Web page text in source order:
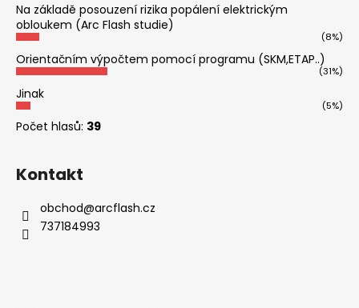
Na základě posouzení rizika popálení elektrickým
obloukem (Arc Flash studie)
(8%)
Orientačním výpočtem pomocí programu (SKM,ETAP..)
(31%)
Jinak
(5%)
Počet hlasů: 39
Kontakt
obchod@arcflash.cz
737184993